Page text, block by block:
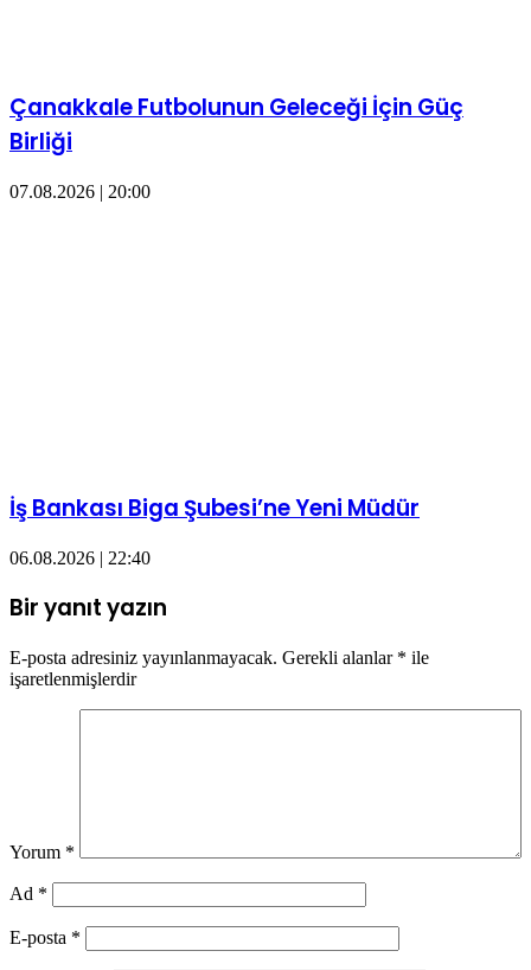
Çanakkale Futbolunun Geleceği İçin Güç
Birliği
07.08.2026 | 20:00
İş Bankası Biga Şubesi’ne Yeni Müdür
06.08.2026 | 22:40
Bir yanıt yazın
E-posta adresiniz yayınlanmayacak. Gerekli alanlar * ile
işaretlenmişlerdir
Yorum *
Ad *
E-posta *